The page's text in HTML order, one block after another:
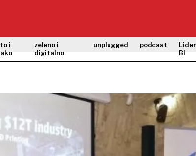
i
zeleno i
digitalno
unplugged podcast
Lider
BI